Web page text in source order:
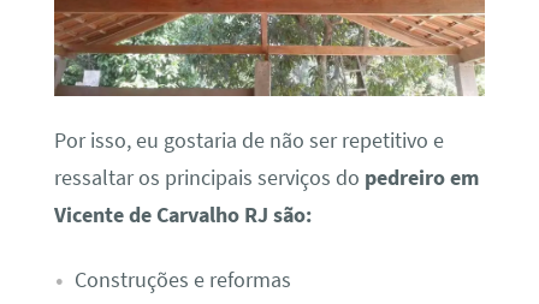
Por isso, eu gostaria de não ser repetitivo e
ressaltar os principais serviços do pedreiro em
Vicente de Carvalho RJ são:
Construções e reformas